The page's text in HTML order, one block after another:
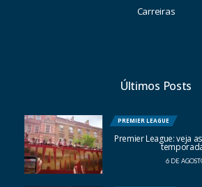
Carreiras
Últimos Posts
PREMIER LEAGUE
Premier League: veja
6 DE